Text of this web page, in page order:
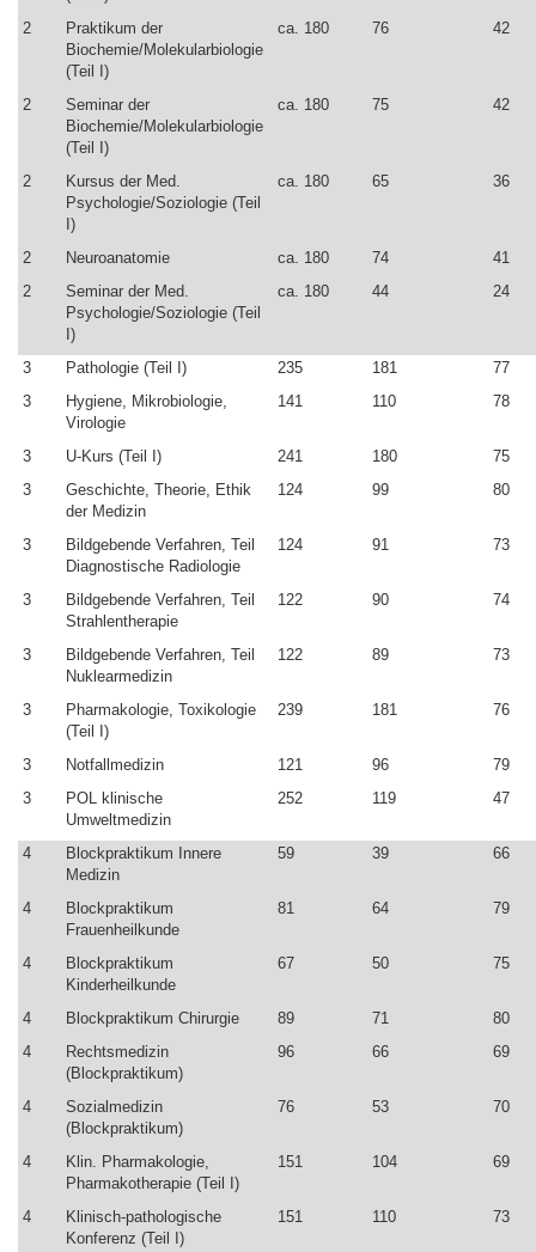
2
Praktikum der
Biochemie/Molekularbiologie
(Teil I)
ca. 180 76 42
2
Seminar der
Biochemie/Molekularbiologie
(Teil I)
ca. 180 75 42
2
Kursus der Med.
Psychologie/Soziologie (Teil
I)
ca. 180 65 36
2 Neuroanatomie ca. 180 74
41
2
Seminar der Med.
Psychologie/Soziologie (Teil
I)
ca. 180 44 24
3 Pathologie (Teil I) 235 181
77
3
Hygiene, Mikrobiologie,
Virologie
141 110 78
3 U-Kurs (Teil I) 241 180
75
3
Geschichte, Theorie, Ethik
der Medizin
124 99 80
3
Bildgebende Verfahren, Teil
Diagnostische Radiologie
124 91 73
3
Bildgebende Verfahren, Teil
Strahlentherapie
122 90 74
3
Bildgebende Verfahren, Teil
Nuklearmedizin
122 89 73
3
Pharmakologie, Toxikologie
(Teil I)
239 181 76
3 Notfallmedizin 121 96
79
3
POL klinische
Umweltmedizin
252 119 47
4
Blockpraktikum Innere
Medizin
59 39 66
4
Blockpraktikum
Frauenheilkunde
81 64 79
4
Blockpraktikum
Kinderheilkunde
67 50 75
4 Blockpraktikum Chirurgie 89 71
80
4
Rechtsmedizin
(Blockpraktikum)
96 66 69
4
Sozialmedizin
(Blockpraktikum)
76 53 70
4
Klin. Pharmakologie,
Pharmakotherapie (Teil I)
151 104 69
4
Klinisch-pathologische
Konferenz (Teil I)
151 110 73